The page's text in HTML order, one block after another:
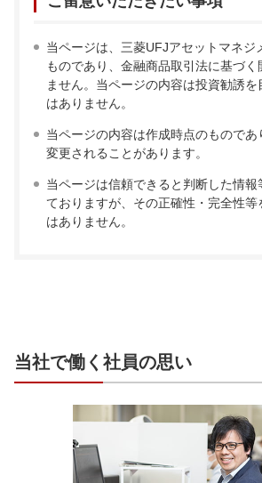
当ページは、三菱UFJアセットマネジ
ものであり、金融商品取引法に基づく
ません。当ページの内容は投資勧誘
はありません。
当ページの内容は作成時点のものであ
変更されることがあります。
当ページは信頼できると判断した情報
ておりますが、その正確性・完全性
はありません。
当社で働く社員の思い